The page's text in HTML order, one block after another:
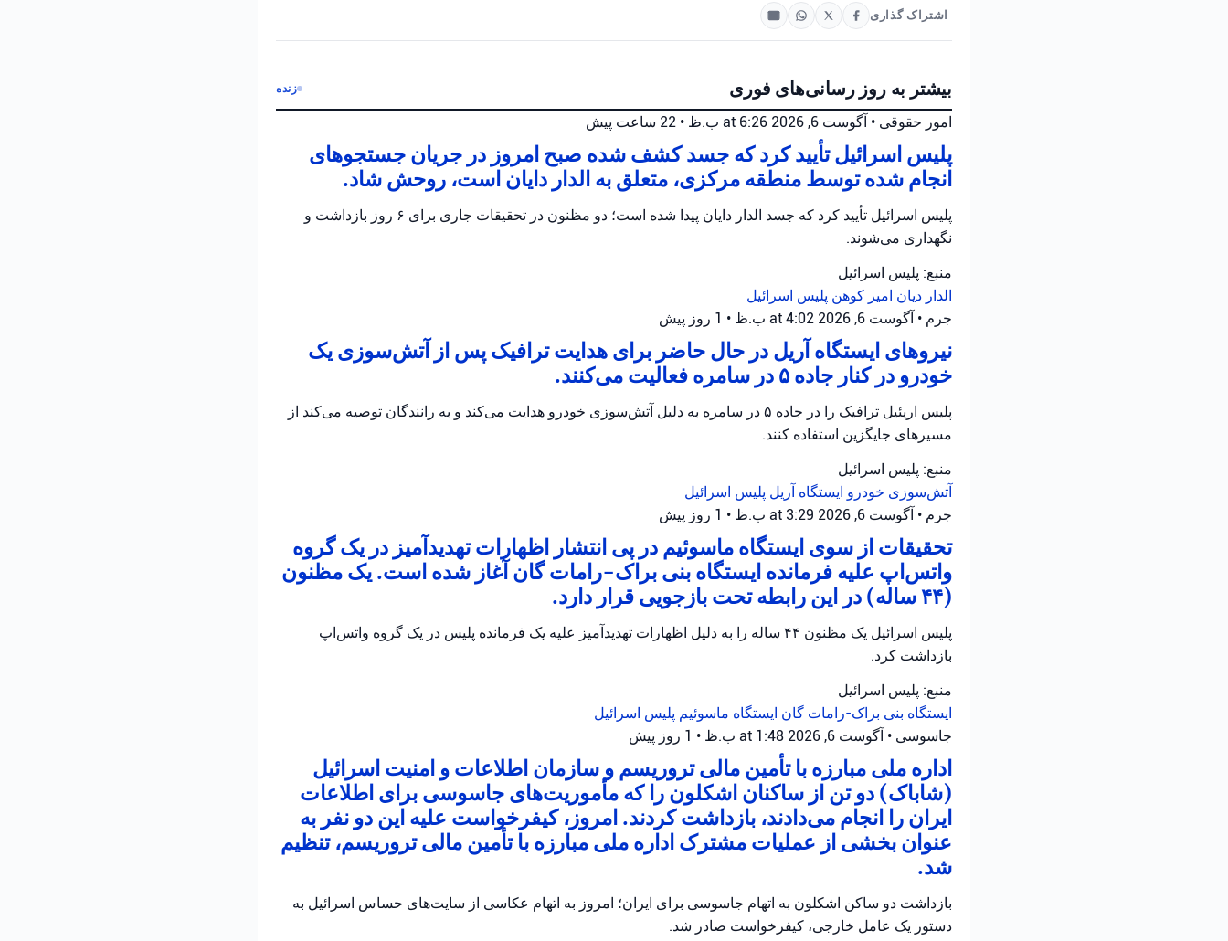
اشتراک گذاری
بیشتر به روز رسانی‌های فوری زنده
امور حقوقی • آگوست 6, 2026 at 6:26 ب.ظ • 22 ساعت پیش
پلیس اسرائیل تأیید کرد که جسد کشف شده صبح امروز در جریان جستجوهای
انجام شده توسط منطقه مرکزی، متعلق به الدار دایان است، روحش شاد.
پلیس اسرائیل تأیید کرد که جسد الدار دایان پیدا شده است؛ دو مظنون در تحقیقات جاری برای ۶ روز بازداشت و
نگهداری می‌شوند.
منبع: پلیس اسرائیل
الدار دیان امیر کوهن پلیس اسرائیل
جرم • آگوست 6, 2026 at 4:02 ب.ظ • 1 روز پیش
نیروهای ایستگاه آریل در حال حاضر برای هدایت ترافیک پس از آتش‌سوزی یک
خودرو در کنار جاده ۵ در سامره فعالیت می‌کنند.
پلیس اریئیل ترافیک را در جاده ۵ در سامره به دلیل آتش‌سوزی خودرو هدایت می‌کند و به رانندگان توصیه می‌کند از
مسیرهای جایگزین استفاده کنند.
منبع: پلیس اسرائیل
آتش‌سوزی خودرو ایستگاه آریل پلیس اسرائیل
جرم • آگوست 6, 2026 at 3:29 ب.ظ • 1 روز پیش
تحقیقات از سوی ایستگاه ماسوئیم در پی انتشار اظهارات تهدیدآمیز در یک گروه
واتس‌اپ علیه فرمانده ایستگاه بنی براک-رامات گان آغاز شده است. یک مظنون
(۴۴ ساله) در این رابطه تحت بازجویی قرار دارد.
پلیس اسرائیل یک مظنون ۴۴ ساله را به دلیل اظهارات تهدیدآمیز علیه یک فرمانده پلیس در یک گروه واتس‌اپ
بازداشت کرد.
منبع: پلیس اسرائیل
ایستگاه بنی براک-رامات گان ایستگاه ماسوئیم پلیس اسرائیل
جاسوسی • آگوست 6, 2026 at 1:48 ب.ظ • 1 روز پیش
اداره ملی مبارزه با تأمین مالی تروریسم و سازمان اطلاعات و امنیت اسرائیل
(شاباک) دو تن از ساکنان اشکلون را که مأموریت‌های جاسوسی برای اطلاعات
ایران را انجام می‌دادند، بازداشت کردند. امروز، کیفرخواست علیه این دو نفر به
عنوان بخشی از عملیات مشترک اداره ملی مبارزه با تأمین مالی تروریسم، تنظیم
شد.
بازداشت دو ساکن اشکلون به اتهام جاسوسی برای ایران؛ امروز به اتهام عکاسی از سایت‌های حساس اسرائیل به
دستور یک عامل خارجی، کیفرخواست صادر شد.